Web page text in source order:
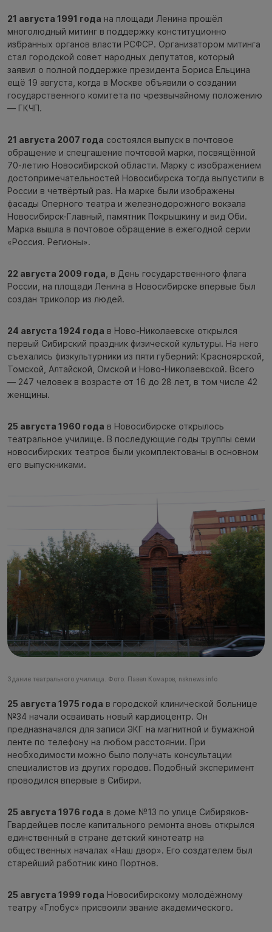
21 августа 1991 года на площади Ленина прошёл
многолюдный митинг в поддержку конституционно
избранных органов власти РСФСР. Организатором митинга
стал городской совет народных депутатов, который
заявил о полной поддержке президента Бориса Ельцина
ещё 19 августа, когда в Москве объявили о создании
государственного комитета по чрезвычайному положению
— ГКЧП.
21 августа 2007 года состоялся выпуск в почтовое
обращение и спецгашение почтовой марки, посвящённой
70-летию Новосибирской области. Марку с изображением
достопримечательностей Новосибирска тогда выпустили в
России в четвёртый раз. На марке были изображены
фасады Оперного театра и железнодорожного вокзала
Новосибирск-Главный, памятник Покрышкину и вид Оби.
Марка вышла в почтовое обращение в ежегодной серии
«Россия. Регионы».
22 августа 2009 года , в День государственного флага
России, на площади Ленина в Новосибирске впервые был
создан триколор из людей.
24 августа 1924 года в Ново-Николаевске открылся
первый Сибирский праздник физической культуры. На него
съехались физкультурники из пяти губерний: Красноярской,
Томской, Алтайской, Омской и Ново-Николаевской. Всего
— 247 человек в возрасте от 16 до 28 лет, в том числе 42
женщины.
25 августа 1960 года в Новосибирске открылось
театральное училище. В последующие годы труппы семи
новосибирских театров были укомплектованы в основном
его выпускниками.
Здание театрального училища. Фото: Павел Комаров, nsknews.info
25 августа 1975 года в городской клинической больнице
№34 начали осваивать новый кардиоцентр. Он
предназначался для записи ЭКГ на магнитной и бумажной
ленте по телефону на любом расстоянии. При
необходимости можно было получать консультации
специалистов из других городов. Подобный эксперимент
проводился впервые в Сибири.
25 августа 1976 года в доме №13 по улице Сибиряков-
Гвардейцев после капитального ремонта вновь открылся
единственный в стране детский кинотеатр на
общественных началах «Наш двор». Его создателем был
старейший работник кино Портнов.
25 августа 1999 года Новосибирскому молодёжному
театру «Глобус» присвоили звание академического.